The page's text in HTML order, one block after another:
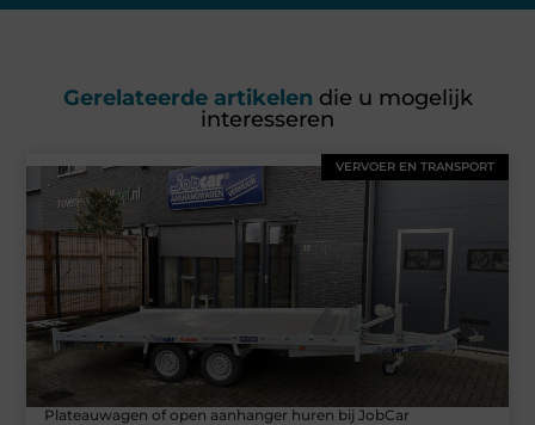
Gerelateerde artikelen die u mogelijk
interesseren
VERVOER EN TRANSPORT
Plateauwagen of open aanhanger huren bij JobCar